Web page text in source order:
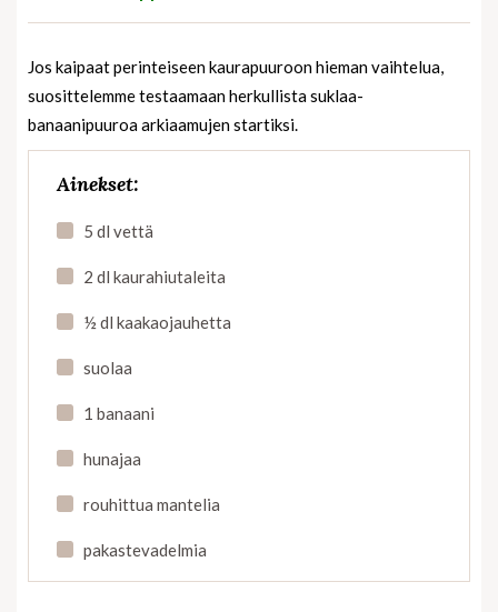
Jos kaipaat perinteiseen kaurapuuroon hieman vaihtelua,
suosittelemme testaamaan herkullista suklaa-
banaanipuuroa arkiaamujen startiksi.
Ainekset:
5 dl vettä
2 dl kaurahiutaleita
½ dl kaakaojauhetta
suolaa
1 banaani
hunajaa
rouhittua mantelia
pakastevadelmia